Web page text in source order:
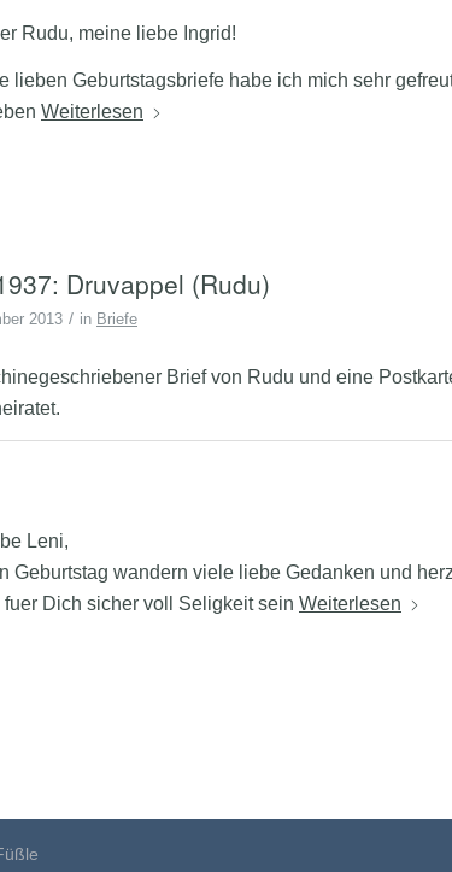
Rudu, meine liebe Ingrid!
lieben Geburtstagsbriefe habe ich mich sehr
Weiterlesen
Druvappel (Rudu)
2013 / in Briefe
Brief von Rudu und eine
Leni,
Geburtstag wandern viele liebe Gedanken und
fuer Dich sicher voll Seligkeit sein Weiterlesen